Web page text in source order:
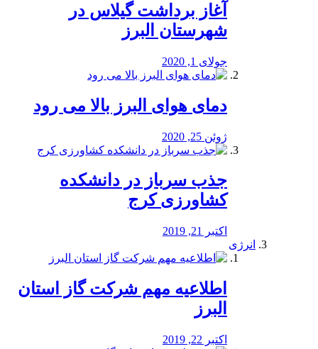
آغاز برداشت گیلاس در
شهرستان البرز
جولای 1, 2020
دمای هوای البرز بالا می رود
ژوئن 25, 2020
جذب سرباز در دانشکده
کشاورزی کرج
اکتبر 21, 2019
انرژی
️اطلاعیه مهم شرکت گاز استان
البرز
اکتبر 22, 2019